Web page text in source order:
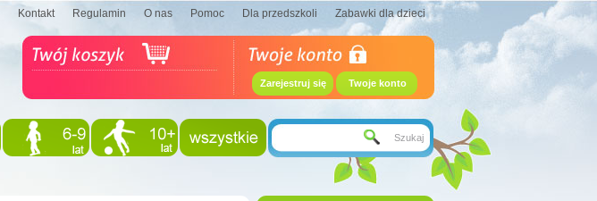
Kontakt Regulamin O nas Pomoc Dla przedszkoli Zabawki dla dzieci
Zarejestruj się Twoje konto